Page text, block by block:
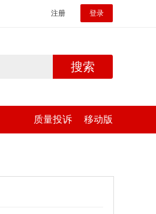
注册 登录
搜索
质量投诉 移动版